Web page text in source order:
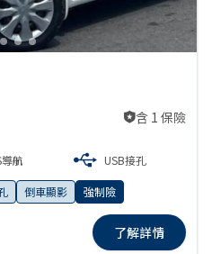
含 1 保險
航 USB接孔
倒車顯影 強制險
了解詳情